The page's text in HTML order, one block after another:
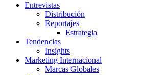
Entrevistas
Distribución
Reportajes
Estrategia
Tendencias
Insights
Marketing Internacional
Marcas Globales